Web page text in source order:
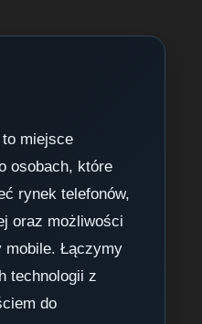
to miejsce
osobach, które
rynek telefonów,
oraz możliwości
mobile. Łączymy
technologii z
do